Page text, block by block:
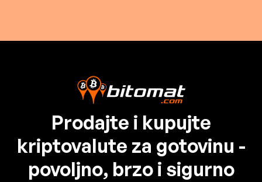
Prodajte i kupujte
kriptovalute za gotovinu -
povoljno, brzo i sigurno